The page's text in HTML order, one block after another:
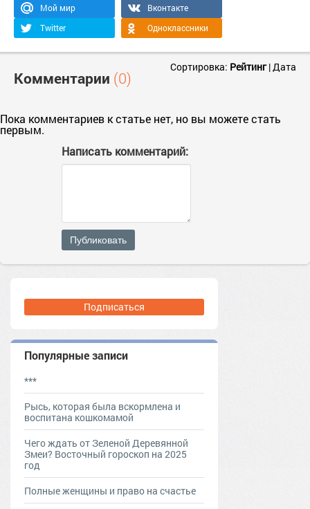
Мой мир
Вконтакте
Twitter
Одноклассники
Комментарии (0)
Сортировка: Рейтинг|Дата
Пока комментариев к статье нет, но вы можете стать
первым.
Написать комментарий:
Публиковать
Подписаться
Популярные записи
***
Рысь, которая была вскормлена и
воспитана кошкомамой
Чего ждать от Зеленой Деревянной
Змеи? Восточный гороскоп на 2025
год
Полные женщины и право на счастье